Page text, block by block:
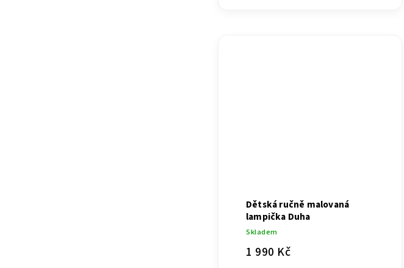
Dětská ručně malovaná
lampička Duha
Skladem
1 990 Kč